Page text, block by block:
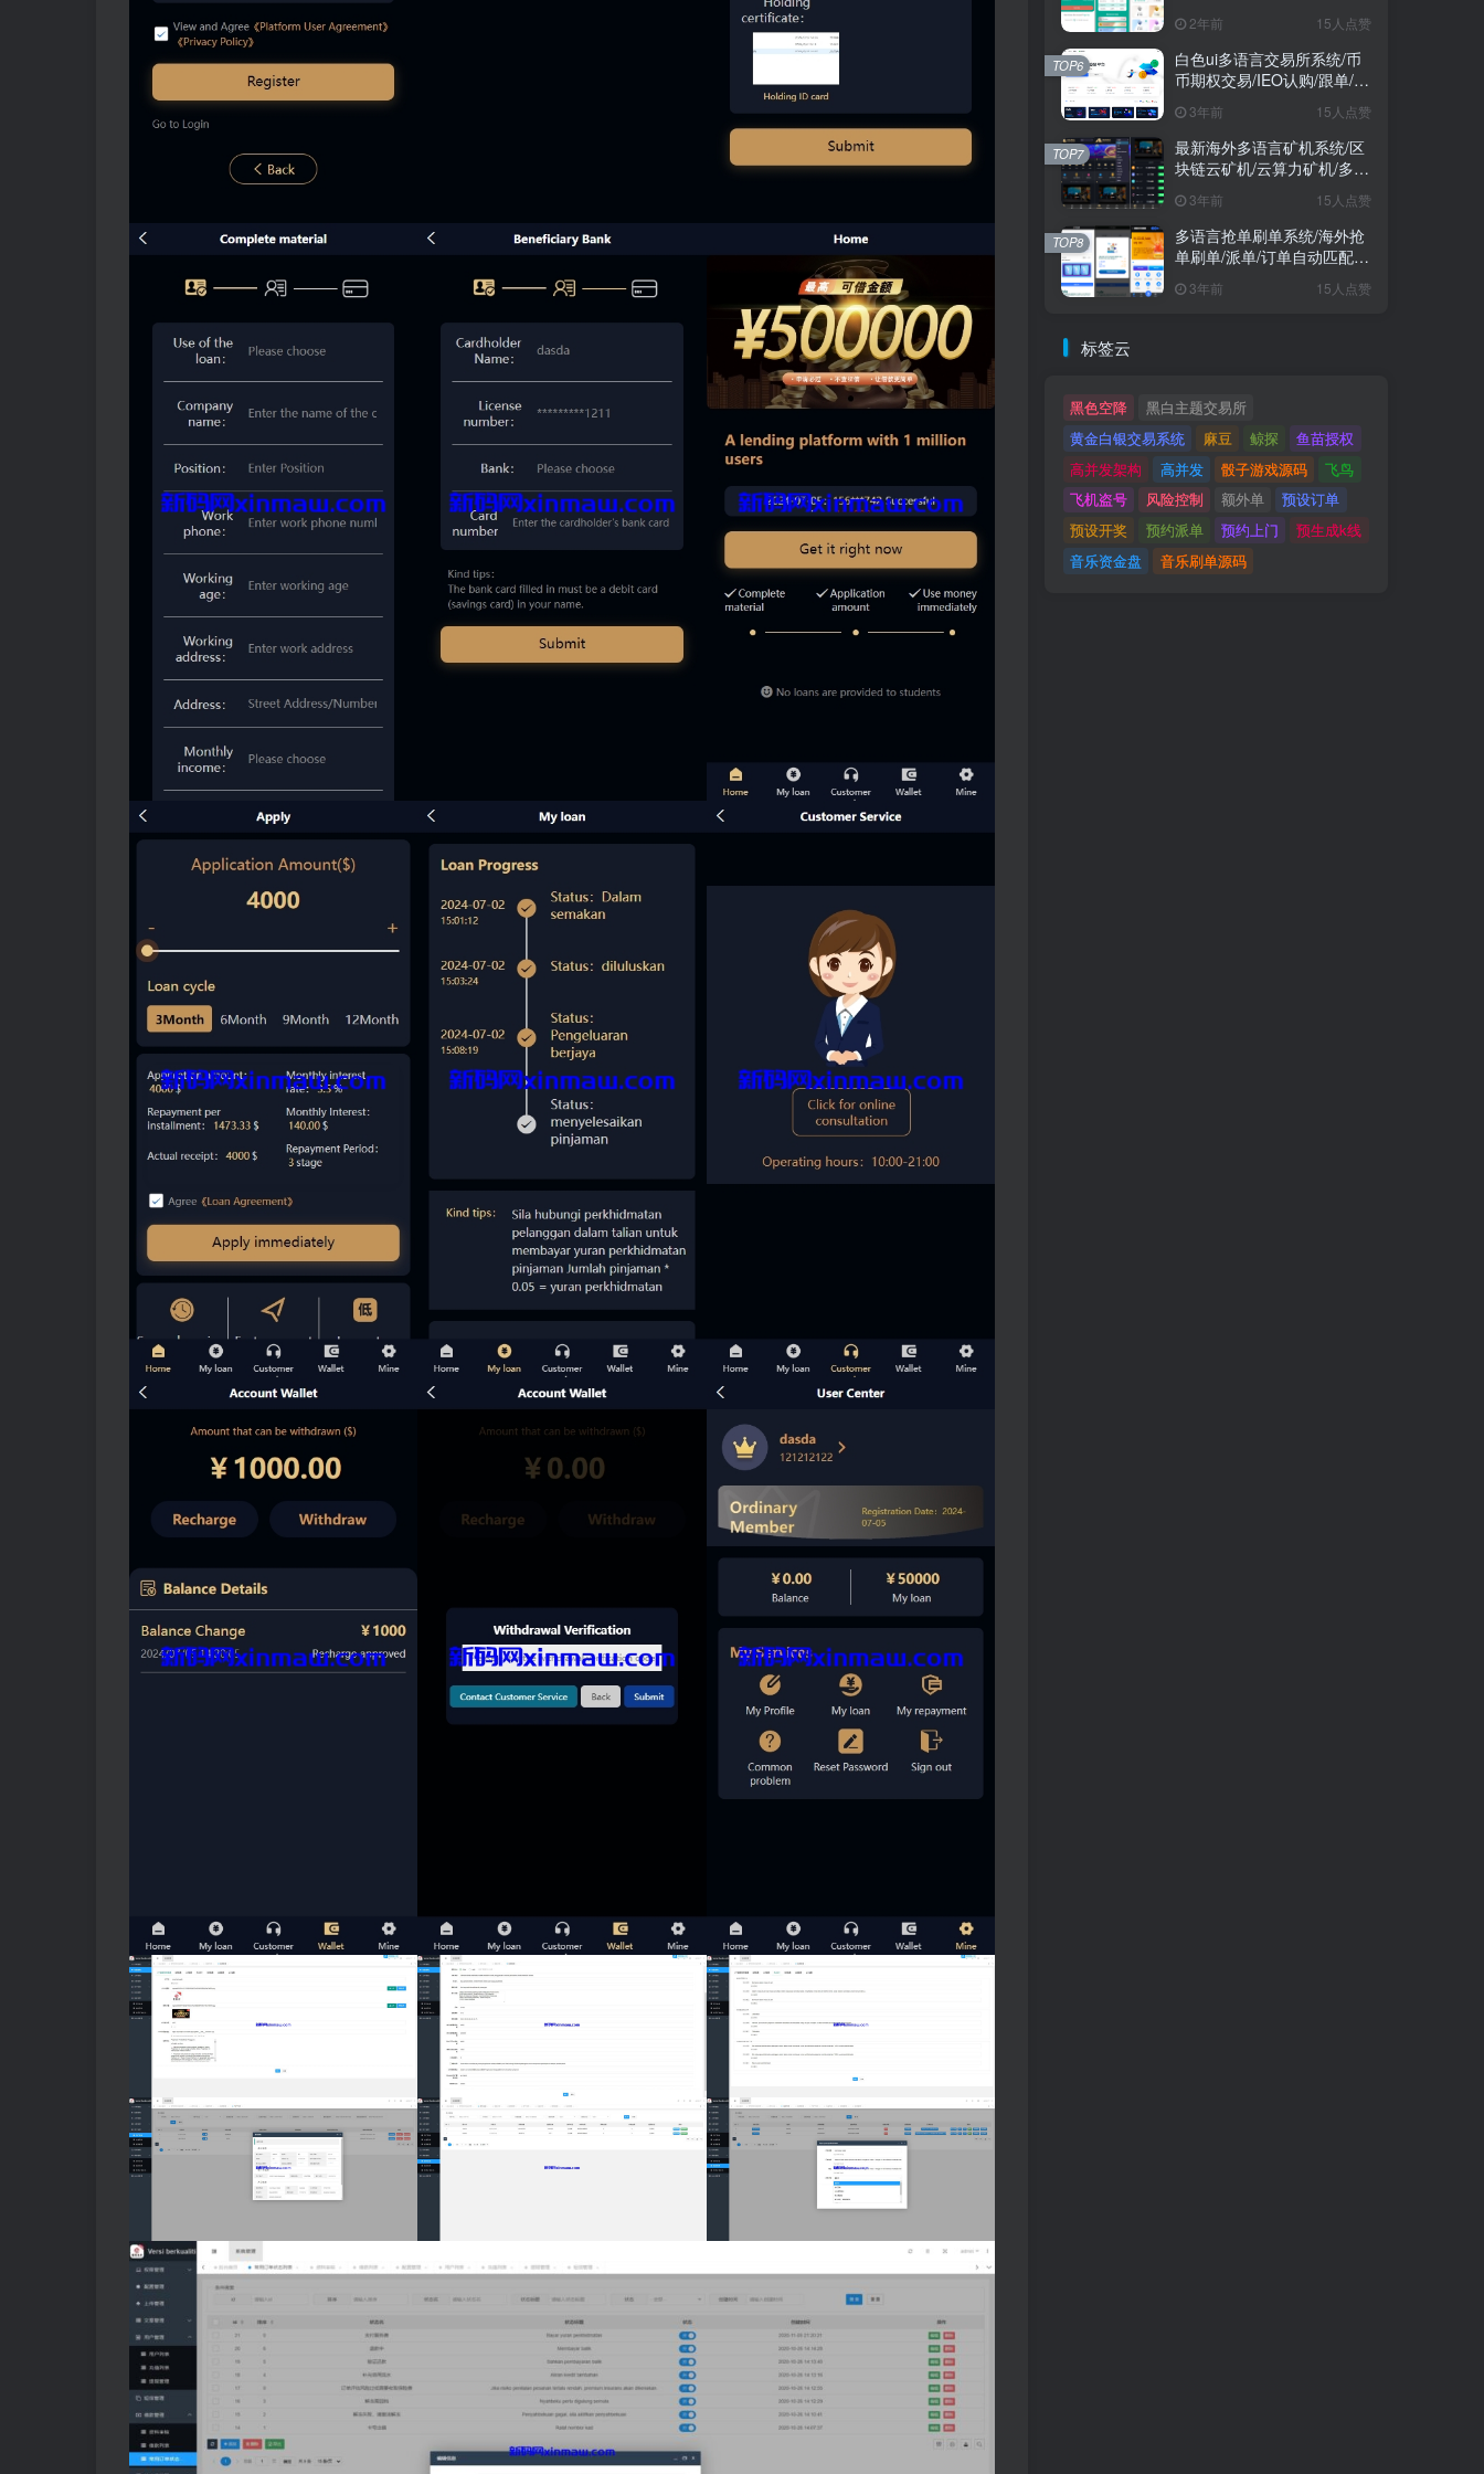
2年前 15人点赞
白色ui多语言交易所系统/币
币期权交易/IEO认购/跟单/锁
3年前 15人点赞
TOP6
最新海外多语言矿机系统/区
块链云矿机/云算力矿机/多级
3年前 15人点赞
TOP7
多语言抢单刷单系统/海外抢
单刷单/派单/订单自动匹配/
3年前 15人点赞
TOP8
标签云
黑色空降
黑白主题交易所
黄金白银交易系统
麻豆 鲸探
鱼苗授权
高并发架构
高并发 骰子游戏源码
飞鸟
飞机盗号
风险控制 额外单
预设订单
预设开奖
预约派单 预约上门
预生成k线
音乐资金盘
音乐刷单源码